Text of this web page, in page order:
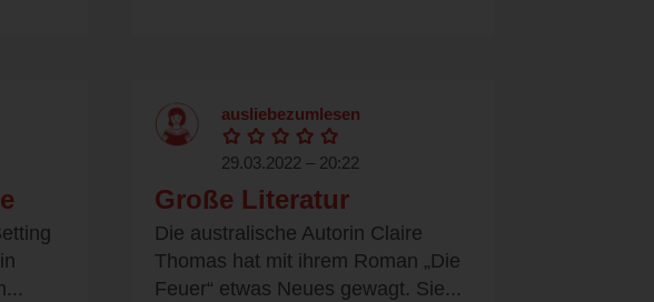
ausliebezumlesen
29.03.2022 – 20:22
Große Literatur
Die australische Autorin Claire
Thomas hat mit ihrem Roman „Die
Feuer“ etwas Neues gewagt. Sie...